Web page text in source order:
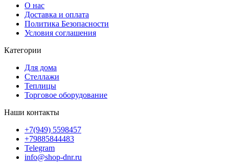
О нас
Доставка и оплата
Политика Безопасности
Условия соглашения
Категории
Для дома
Стеллажи
Теплицы
Торговое оборудование
Наши контакты
+7(949) 5598457
+79885844483
Telegram
info@shop-dnr.ru